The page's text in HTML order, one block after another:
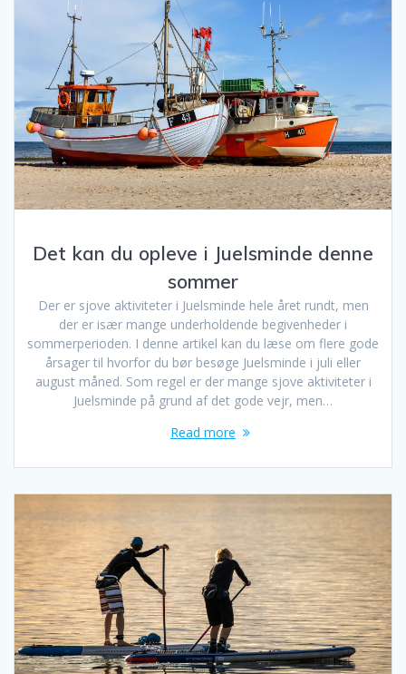
Det kan du opleve i Juelsminde denne
sommer
Der er sjove aktiviteter i Juelsminde hele året rundt, men
der er især mange underholdende begivenheder i
sommerperioden. I denne artikel kan du læse om flere gode
årsager til hvorfor du bør besøge Juelsminde i juli eller
august måned. Som regel er der mange sjove aktiviteter i
Juelsminde på grund af det gode vejr, men…
Read more